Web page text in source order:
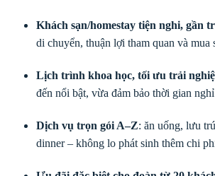
Khách sạn/homestay tiện nghi, gần
di chuyển, thuận lợi tham quan và mua
Lịch trình khoa học, tối ưu trải
đến nổi bật, vừa đảm bảo thời gian
Dịch vụ trọn gói A–Z: ăn uống, lưu
dinner – không lo phát sinh thêm chi